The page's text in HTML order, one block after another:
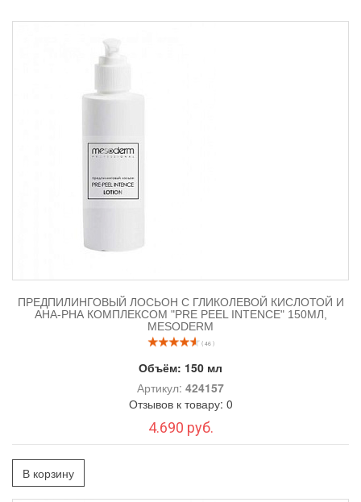
ПРЕДПИЛИНГОВЫЙ ЛОСЬОН С ГЛИКОЛЕВОЙ КИСЛОТОЙ И
АНА-РНА КОМПЛЕКСОМ "PRE PEEL INTENCE" 150МЛ,
MESODERM
( 46 )
Объём: 150 мл
Артикул: 424157
Отзывов к товару: 0
4.690 руб.
В корзину